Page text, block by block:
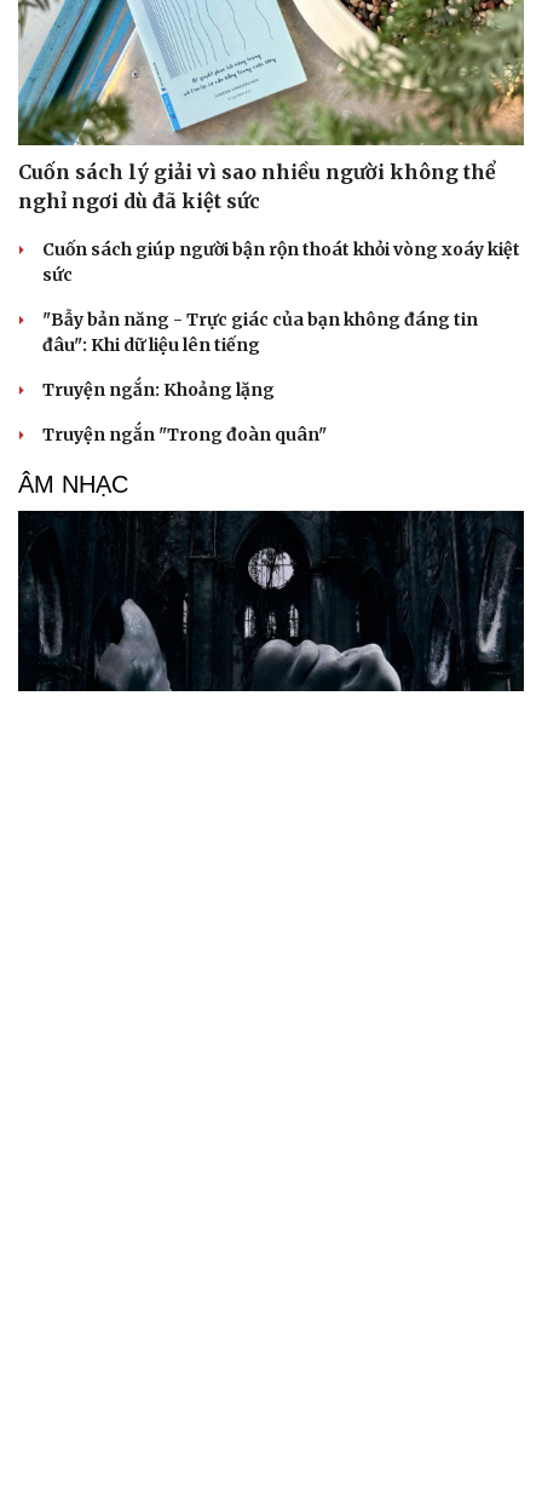
Cuốn sách lý giải vì sao nhiều người không thể
nghỉ ngơi dù đã kiệt sức
Cuốn sách giúp người bận rộn thoát khỏi vòng xoáy kiệt
sức
"Bẫy bản năng - Trực giác của bạn không đáng tin
đâu": Khi dữ liệu lên tiếng
Truyện ngắn: Khoảng lặng
Truyện ngắn "Trong đoàn quân"
ÂM NHẠC